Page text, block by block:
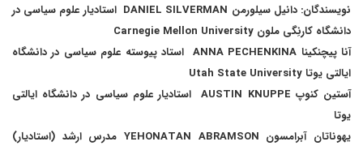
نویسندگان: دانیل سیلورمن DANIEL SILVERMAN استادیار علوم سیاسی در
دانشگاه کارنِگی ملون Carnegie Mellon University
آنا پیچنکینا ANNA PECHENKINA استاد پیوسته علوم سیاسی در دانشگاه
ایالتی یوتا Utah State University
آستین کنوپ AUSTIN KNUPPE استادیار علوم سیاسی در دانشگاه ایالتی
یوتا
یهوناتان آبرامسون YEHONATAN ABRAMSON مدرس ارشد (استادیار)